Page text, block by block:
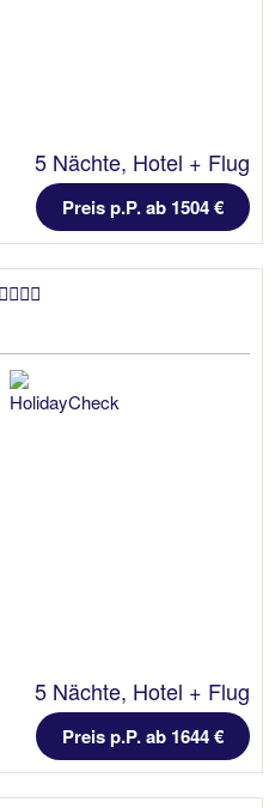
5 Nächte, Hotel + Flug
Preis p.P. ab 1504 €
5 Nächte, Hotel + Flug
Preis p.P. ab 1644 €